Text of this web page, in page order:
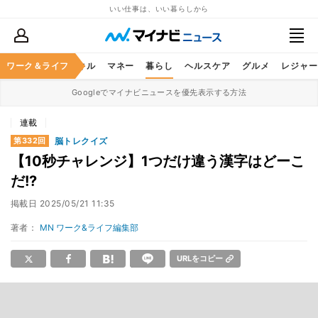
いい仕事は、いい暮らしから
ワーク＆ライフ
ア ビジネススキル マネー 暮らし ヘルスケア グルメ レジャー
Googleでマイナビニュースを優先表示する方法
連載
第332回 脳トレクイズ
【10秒チャレンジ】1つだけ違う漢字はどーこ
だ!?
掲載日 2025/05/21 11:35
著者： MN ワーク&ライフ編集部
URLをコピー